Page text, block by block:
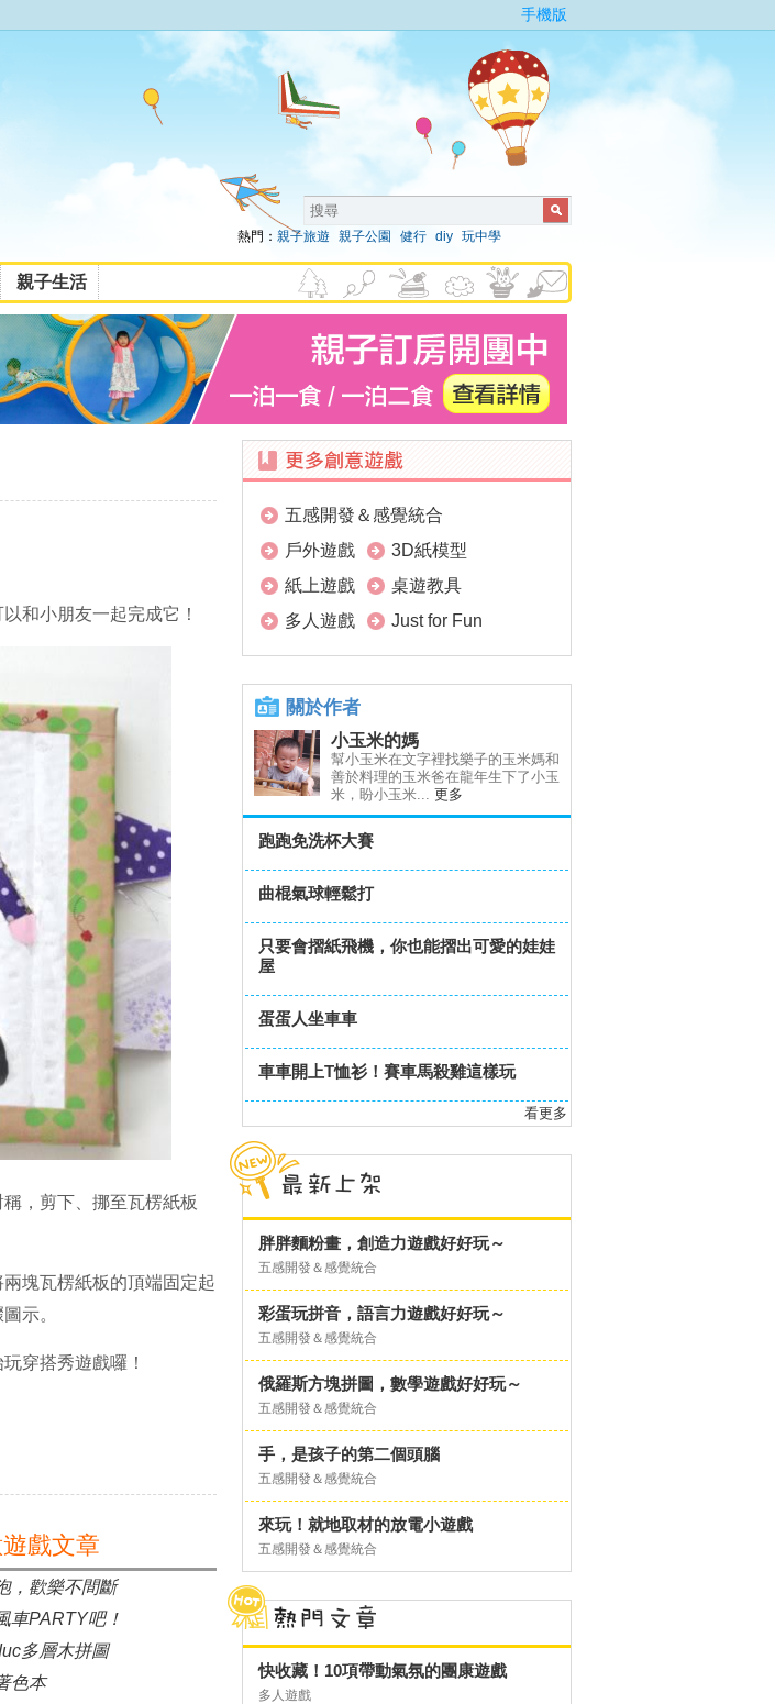
手機版
熱門： 親子旅遊 親子公園 健行 diy 玩中學
親子生活
和小朋友一起完成它！
，剪下、挪至瓦楞紙板
塊瓦楞紙板的頂端固定起
示。
穿搭秀遊戲囉！
戲文章
，歡樂不間斷
車PARTY吧！
多層木拼圖
色本
五感開發＆感覺統合
戶外遊戲
3D紙模型
紙上遊戲
桌遊教具
多人遊戲
Just for Fun
關於作者
小玉米的媽
幫小玉米在文字裡找樂子的玉米媽和
善於料理的玉米爸在龍年生下了小玉
米，盼小玉米... 更多
跑跑免洗杯大賽
曲棍氣球輕鬆打
只要會摺紙飛機，你也能摺出可愛的娃娃
屋
蛋蛋人坐車車
車車開上T恤衫！賽車馬殺雞這樣玩
看更多
胖胖麵粉畫，創造力遊戲好好玩～
五感開發＆感覺統合
彩蛋玩拼音，語言力遊戲好好玩～
五感開發＆感覺統合
俄羅斯方塊拼圖，數學遊戲好好玩～
五感開發＆感覺統合
手，是孩子的第二個頭腦
五感開發＆感覺統合
來玩！就地取材的放電小遊戲
五感開發＆感覺統合
快收藏！10項帶動氣氛的團康遊戲
多人遊戲